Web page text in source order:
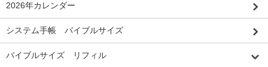
2026年カレンダー
システム手帳 バイブルサイズ
バイブルサイズ リフィル